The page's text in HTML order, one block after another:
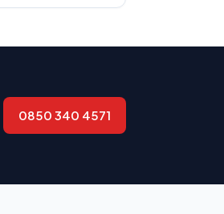
0850 340 4571